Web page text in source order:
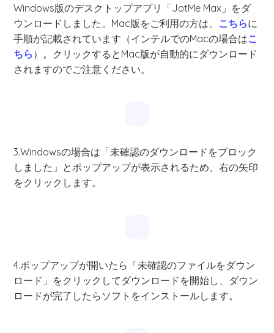
Windows版のデスクトップアプリ「JotMe Max」をダ
ウンロードしました。Mac版をご利用の方は、 こちらに
手順が記載されています（インテルでのMacの場合はこ
ちら ）。クリックするとMac版が自動的にダウンロード
されますのでご注意ください。
3.Windowsの場合は「未確認のダウンロードをブロック
しました」とポップアップが表示されるため、右の矢印
をクリックします。
4.ポップアップが開いたら「未確認のファイルをダウン
ロード」をクリックしてダウンロードを開始し、ダウン
ロードが完了したらソフトをインストールします。